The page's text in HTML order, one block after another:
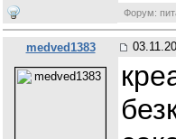
Форум:
medved1383